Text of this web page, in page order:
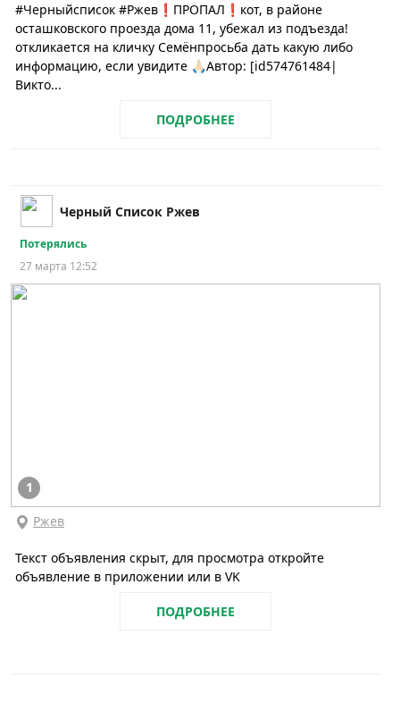
#Черныйсписок #Ржев❗️ПРОПАЛ❗️кот, в районе
осташковского проезда дома 11, убежал из подъезда!
откликается на кличку Семёнпросьба дать какую либо
информацию, если увидите 🙏🏻Автор: [id574761484|
Викто...
ПОДРОБНЕЕ
Черный Список Ржев
Потерялись
27 марта 12:52
1
Ржев
Текст объявления скрыт, для просмотра откройте
объявление в приложении или в VK
ПОДРОБНЕЕ